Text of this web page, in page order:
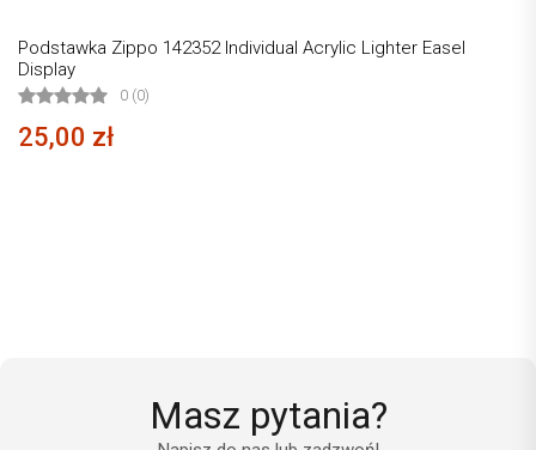
Podstawka Zippo 142352 Individual Acrylic Lighter Easel
Display
0 (0)
25,00 zł
Masz pytania?